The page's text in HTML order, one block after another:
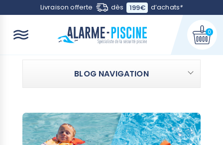
Contactez-nousLivraison offerte dès 199€ d’achats*
0
BLOG NAVIGATION